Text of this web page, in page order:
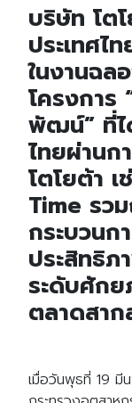
บริษัท โต
ประเทศไ
ในงานฉล
โครงการ
พัฒน์” ที่
ไทยผ่านก
โตโยต้า
Time รว
กระบวนก
ประสิทธิ
ระดับศักย
ตลาดสาก
เมื่อวันพุธที่ 19